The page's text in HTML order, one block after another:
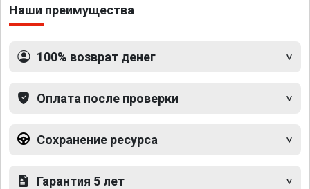
Наши преимущества
100% возврат денег
Оплата после проверки
Сохранение ресурса
Гарантия 5 лет